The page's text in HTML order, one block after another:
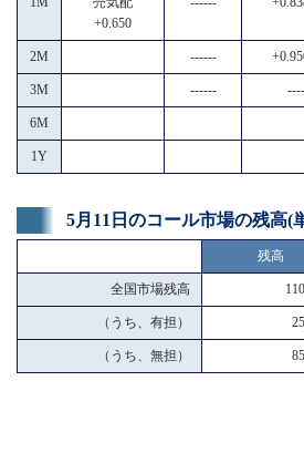
+0.650
2M ------
3M ------
6M
1Y
5月11日のコール市場の残高(
残高
全国市場残高
（うち、有担）
（うち、無担）